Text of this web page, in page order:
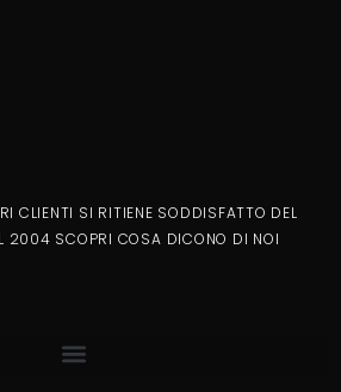
CLIENTI SI RITIENE SODDISFATTO DEL
2004 SCOPRI COSA DICONO DI NOI